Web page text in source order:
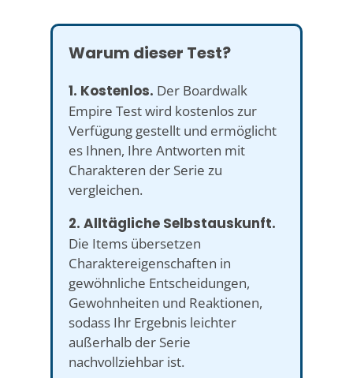
Warum dieser Test?
1. Kostenlos. Der Boardwalk
Empire Test wird kostenlos zur
Verfügung gestellt und ermöglicht
es Ihnen, Ihre Antworten mit
Charakteren der Serie zu
vergleichen.
2. Alltägliche Selbstauskunft.
Die Items übersetzen
Charaktereigenschaften in
gewöhnliche Entscheidungen,
Gewohnheiten und Reaktionen,
sodass Ihr Ergebnis leichter
außerhalb der Serie
nachvollziehbar ist.